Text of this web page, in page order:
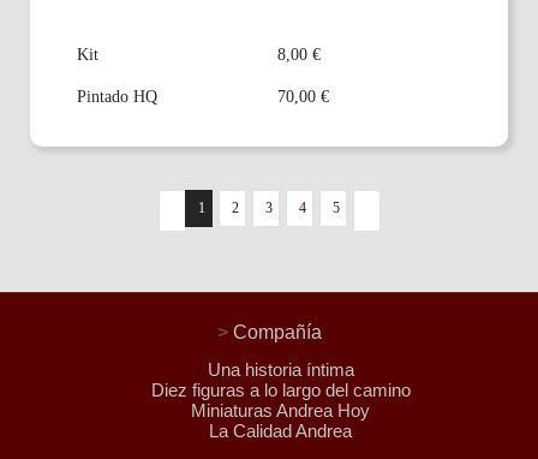
Kit 8,00 €
Pintado HQ 70,00 €
1 2 3 4 5
> Compañía
Una historia íntima
Diez figuras a lo largo del camino
Miniaturas Andrea Hoy
La Calidad Andrea